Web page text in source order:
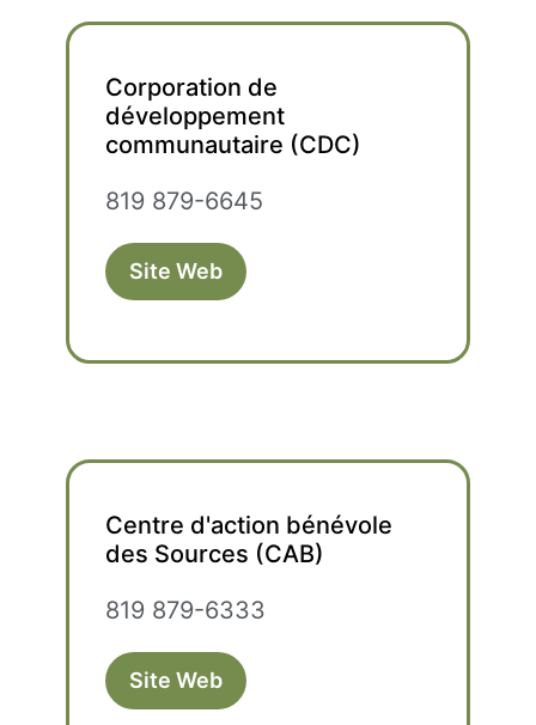
Corporation de
développement
communautaire (CDC)
819 879-6645
Site Web
Centre d'action bénévole
des Sources (CAB)
819 879-6333
Site Web